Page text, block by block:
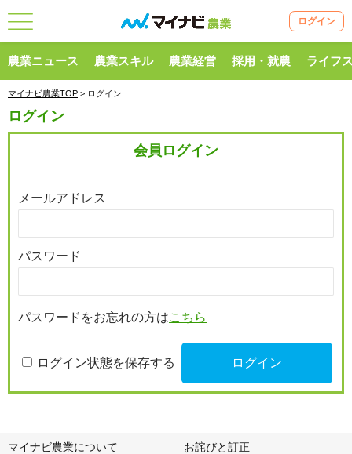
ログイン
農業ニュース 農業スキル 農業経営 採用・就農 ライフ
マイナビ農業TOP > ログイン
ログイン
会員ログイン
メールアドレス
パスワード
パスワードをお忘れの方はこちら
ログイン状態を保存する
マイナビ農業について お詫びと訂正